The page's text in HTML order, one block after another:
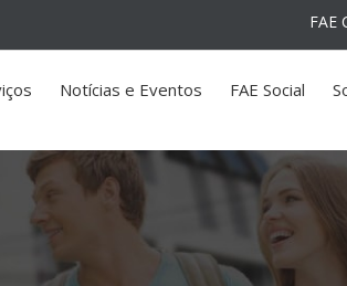
FAE
Notícias e Eventos FAE Social